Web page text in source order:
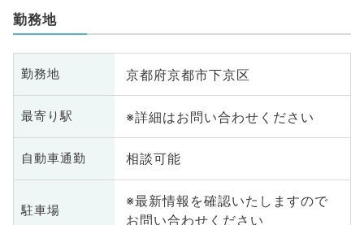
勤務地
勤務地 京都府京都市下京区
最寄り駅 ※詳細はお問い合わせください
自動車通勤 相談可能
駐車場
※最新情報を確認いたしますので
お問い合わせください